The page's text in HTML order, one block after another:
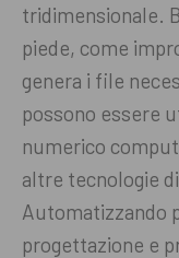
tridimensionale.
piede, come
genera i file
possono essere
numerico
altre tecnologie
Automatizzando
progettazione e